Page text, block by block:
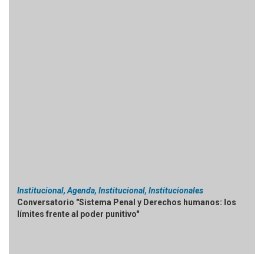
Institucional, Agenda, Institucional, Institucionales
Conversatorio "Sistema Penal y Derechos humanos: los
límites frente al poder punitivo"